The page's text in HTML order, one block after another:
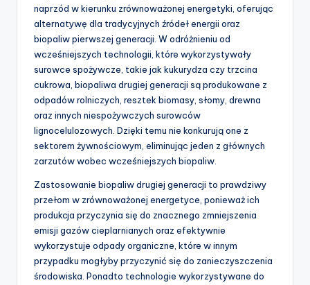
naprzód w kierunku zrównoważonej energetyki, oferując
alternatywę dla tradycyjnych źródeł energii oraz
biopaliw pierwszej generacji. W odróżnieniu od
wcześniejszych technologii, które wykorzystywały
surowce spożywcze, takie jak kukurydza czy trzcina
cukrowa, biopaliwa drugiej generacji są produkowane z
odpadów rolniczych, resztek biomasy, słomy, drewna
oraz innych niespożywczych surowców
lignocelulozowych. Dzięki temu nie konkurują one z
sektorem żywnościowym, eliminując jeden z głównych
zarzutów wobec wcześniejszych biopaliw.
Zastosowanie biopaliw drugiej generacji to prawdziwy
przełom w zrównoważonej energetyce, ponieważ ich
produkcja przyczynia się do znacznego zmniejszenia
emisji gazów cieplarnianych oraz efektywnie
wykorzystuje odpady organiczne, które w innym
przypadku mogłyby przyczynić się do zanieczyszczenia
środowiska. Ponadto technologie wykorzystywane do